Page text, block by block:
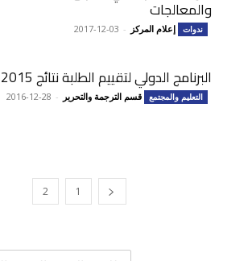
والمعالجات
ندوات إعلام المركز -
2017-12-03
البرنامج الدولي لتقييم الطلبة نتائج 2015
التعليم والمجتمع قسم الترجمة والتحرير -
2016-12-28
1
2